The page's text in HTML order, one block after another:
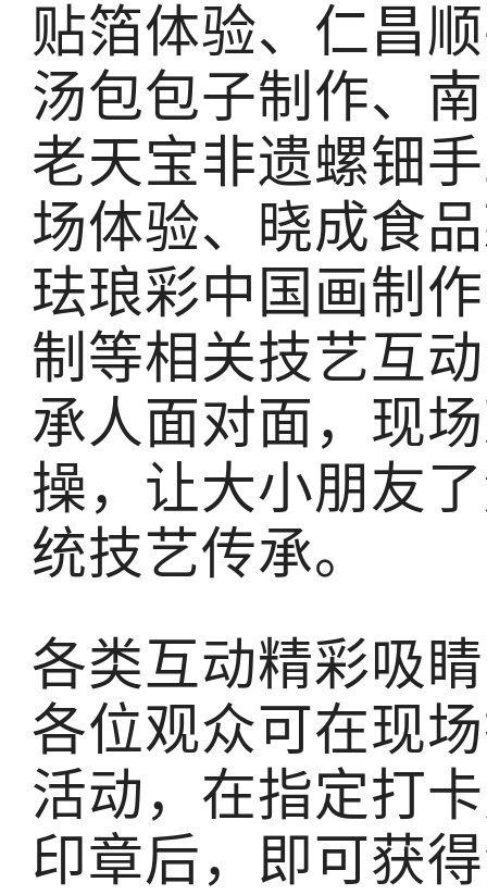
贴箔体验、仁昌
汤包包子制作、
老天宝非遗螺钿
场体验、晓成食
珐琅彩中国画制
制等相关技艺互
承人面对面，现
操，让大小朋友
统技艺传承。
各类互动精彩吸
各位观众可在现
活动，在指定打
印章后，即可获